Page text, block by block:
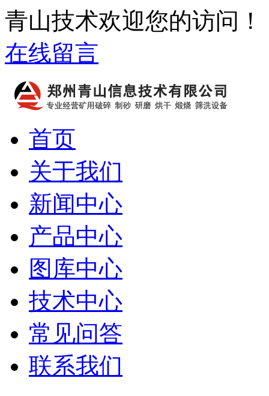
青山技术欢迎您的访问！
在线留言
首页
关于我们
新闻中心
产品中心
图库中心
技术中心
常见问答
联系我们